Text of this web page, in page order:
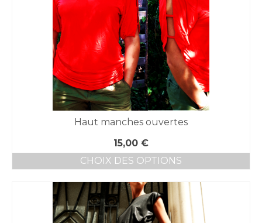
Haut manches ouvertes
15,00 €
CHOIX DES OPTIONS
produit
a
plusieurs